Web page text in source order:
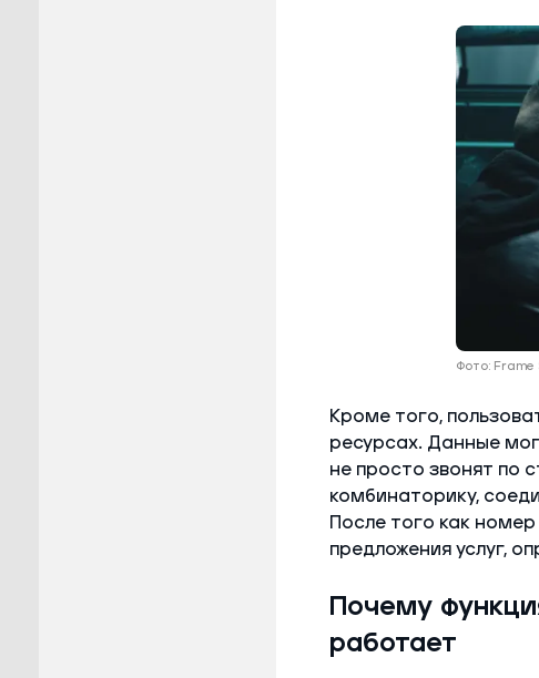
Фото:
Кроме того,
ресурсах. Данные
не просто звонят по
комбинаторику,
После того как
предложения услуг,
Почему
работает